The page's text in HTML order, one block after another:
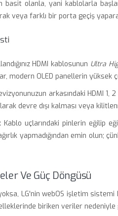
olanla, yani kablolarla
veya farklı bir porta geçiş
HDMI kablosunun Ultra
modern OLED panellerin yüksek
arkasındaki HDMI
devre dışı kalması veya
Kablo uçlarındaki pinlerin eğilip
yapmadığından emin
Ve Güç Döngüsü
LG'nin webOS işletim
biriken veriler